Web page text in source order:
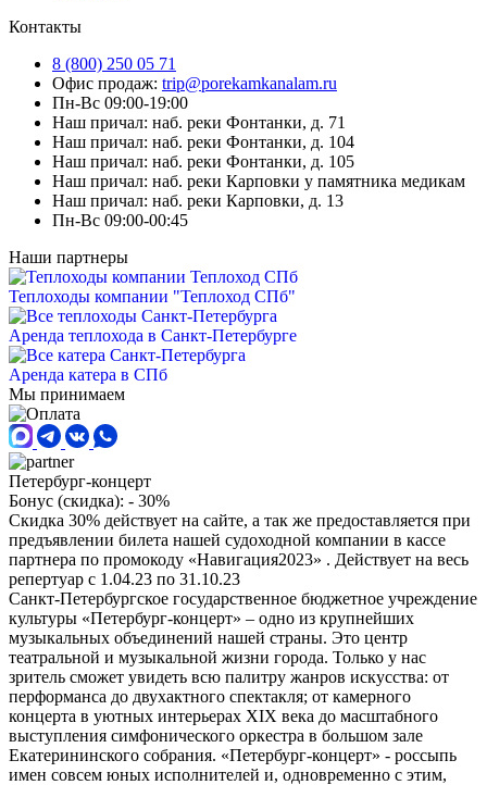
Контакты
8 (800) 250 05 71
Офис продаж: trip@porekamkanalam.ru
Пн-Вс 09:00-19:00
Наш причал: наб. реки Фонтанки, д. 71
Наш причал: наб. реки Фонтанки, д. 104
Наш причал: наб. реки Фонтанки, д. 105
Наш причал: наб. реки Карповки у памятника медикам
Наш причал: наб. реки Карповки, д. 13
Пн-Вс 09:00-00:45
Наши партнеры
Теплоходы компании "Теплоход СПб"
Аренда теплохода в Санкт-Петербурге
Аренда катера в СПб
Мы принимаем
Петербург-концерт
Бонус (скидка): - 30%
Скидка 30% действует на сайте, а так же предоставляется при
предъявлении билета нашей судоходной компании в кассе
партнера по промокоду «Навигация2023» . Действует на весь
репертуар с 1.04.23 по 31.10.23
Санкт-Петербургское государственное бюджетное учреждение
культуры «Петербург-концерт» – одно из крупнейших
музыкальных объединений нашей страны. Это центр
театральной и музыкальной жизни города. Только у нас
зритель сможет увидеть всю палитру жанров искусства: от
перформанса до двухактного спектакля; от камерного
концерта в уютных интерьерах ХIХ века до масштабного
выступления симфонического оркестра в большом зале
Екатерининского собрания. «Петербург-концерт» - россыпь
имен совсем юных исполнителей и, одновременно с этим,